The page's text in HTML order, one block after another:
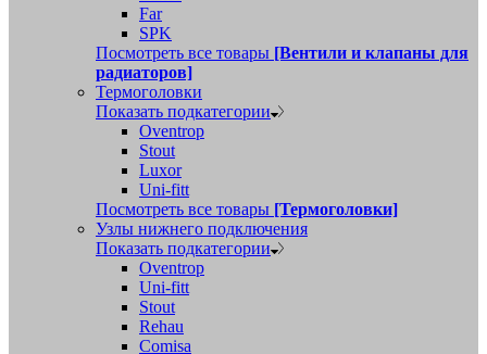
Far
SPK
Посмотреть все товары [Вентили и клапаны для
радиаторов]
Термоголовки
Показать подкатегории
Oventrop
Stout
Luxor
Uni-fitt
Посмотреть все товары [Термоголовки]
Узлы нижнего подключения
Показать подкатегории
Oventrop
Uni-fitt
Stout
Rehau
Comisa